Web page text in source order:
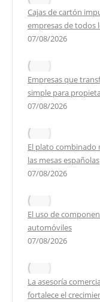
Cajas de cartón
empresas de todos
07/08/2026
Empresas que
simple para
07/08/2026
El plato combinado
las mesas españolas
07/08/2026
El uso de
automóviles
07/08/2026
La asesoría
fortalece el